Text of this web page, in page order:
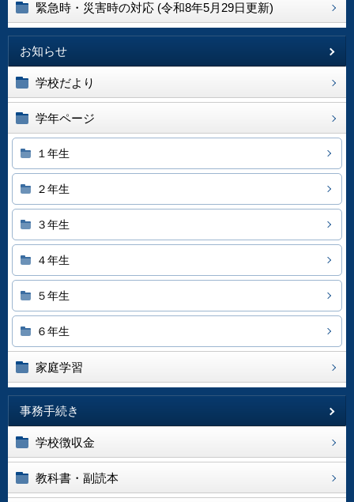
緊急時・災害時の対応 (令和8年5月29日更新)
お知らせ
学校だより
学年ページ
１年生
２年生
３年生
４年生
５年生
６年生
家庭学習
事務手続き
学校徴収金
教科書・副読本